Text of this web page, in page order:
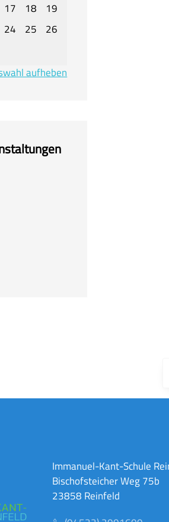
17 18
19
24 25
26
aufheben
Immanuel-Kant-Schule
Bischofsteicher Weg 75b
23858 Reinfeld